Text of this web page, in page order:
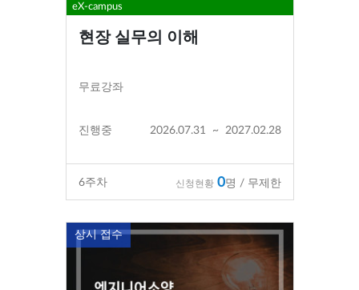
eX-campus
현장 실무의 이해
무료강좌
진행중 2026.07.31 ~ 2027.02.28
6주차 신청현황 0명 / 무제한
상시 접수